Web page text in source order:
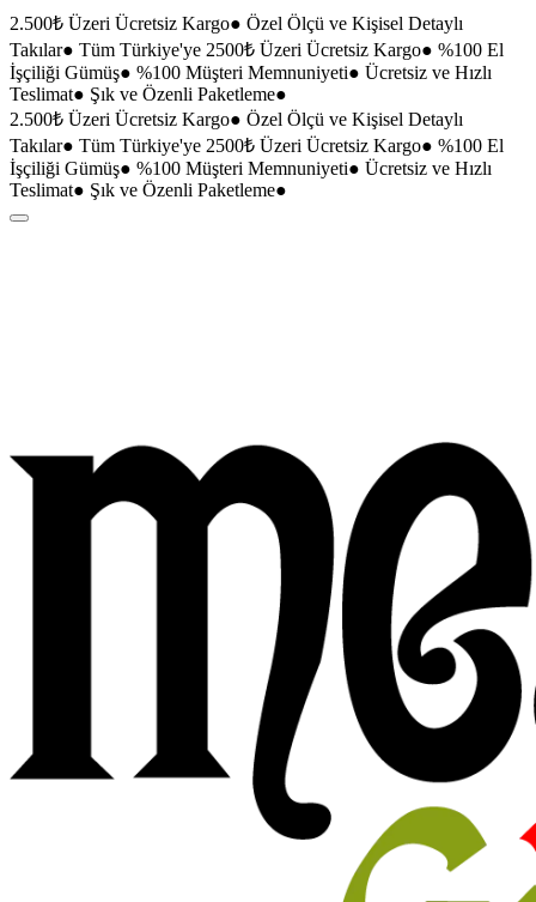
2.500₺ Üzeri Ücretsiz Kargo● Özel Ölçü ve Kişisel Detaylı
Takılar● Tüm Türkiye'ye 2500₺ Üzeri Ücretsiz Kargo● %100 El
İşçiliği Gümüş● %100 Müşteri Memnuniyeti● Ücretsiz ve Hızlı
Teslimat● Şık ve Özenli Paketleme●
2.500₺ Üzeri Ücretsiz Kargo● Özel Ölçü ve Kişisel Detaylı
Takılar● Tüm Türkiye'ye 2500₺ Üzeri Ücretsiz Kargo● %100 El
İşçiliği Gümüş● %100 Müşteri Memnuniyeti● Ücretsiz ve Hızlı
Teslimat● Şık ve Özenli Paketleme●